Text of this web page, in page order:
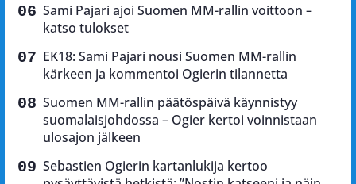
Sami Pajari ajoi Suomen MM-rallin voittoon –
katso tulokset
EK18: Sami Pajari nousi Suomen MM-rallin
kärkeen ja kommentoi Ogierin tilannetta
Suomen MM-rallin päätöspäivä käynnistyy
suomalaisjohdossa – Ogier kertoi voinnistaan
ulosajon jälkeen
Sebastien Ogierin kartanlukija kertoo